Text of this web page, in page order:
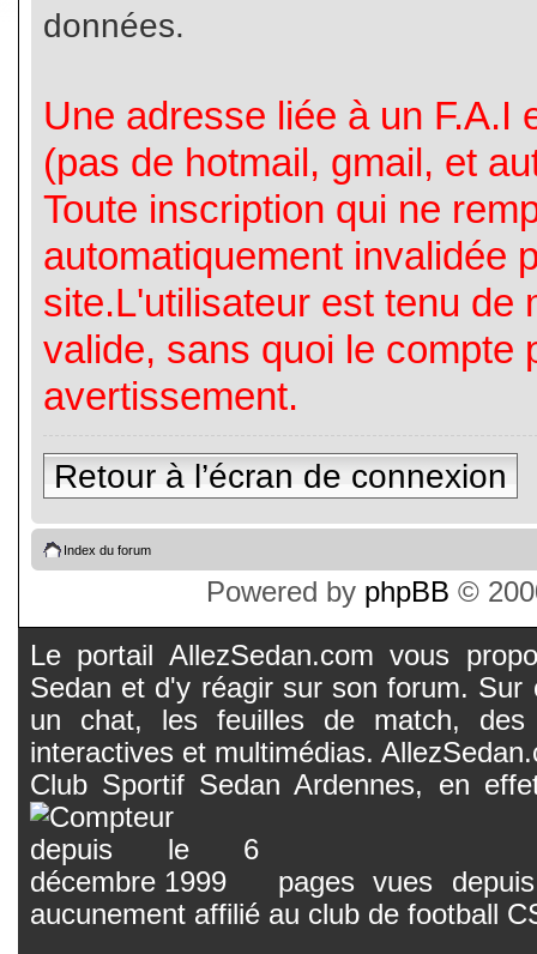
données.
Une adresse liée à un F.A.I
(pas de hotmail, gmail, et
Toute inscription qui ne
automatiquement invalidée
site.L'utilisateur est tenu de
valide, sans quoi le compte
avertissement.
Retour à l’écran de connexion
Index du forum
Powered by phpBB ©
Le portail AllezSedan.com vous
Sedan et d'y réagir sur son forum.
un chat, les feuilles de match, des
interactives et multimédias.
Club Sportif Sedan Ardennes, en
pages vues
aucunement affilié au club de football